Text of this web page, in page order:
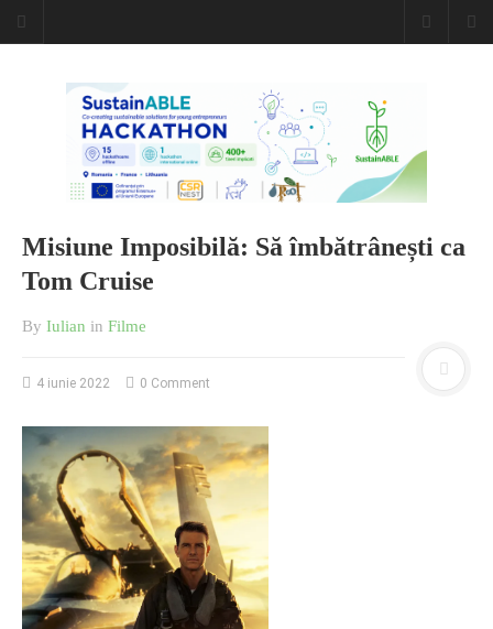
Caiet de
insemnari
DESCARCĂ!
O poveste in care sexul se
confunda cu dragostea,
Misiune Imposibilă: Să îmbătrânești ca
Tom Cruise
By Iulian in Filme
4 iunie 2022 0 Comment